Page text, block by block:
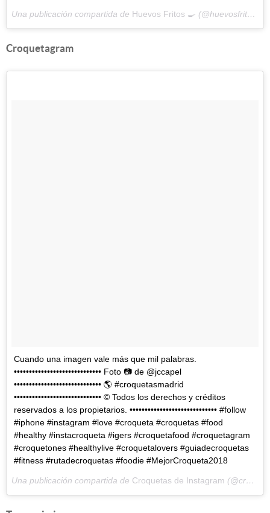
Una publicación compartida de Huevos Fritos 🍳 (@huevosfritoss) el
Croquetagram
Cuando una imagen vale más que mil palabras.
••••••••••••••••••••••••••••• Foto 📷 de @jccapel
••••••••••••••••••••••••••••• 🌎 #croquetasmadrid
••••••••••••••••••••••••••••• © Todos los derechos y créditos
reservados a los propietarios. ••••••••••••••••••••••••••••• #follow
#iphone #instagram #love #croqueta #croquetas #food
#healthy #instacroqueta #igers #croquetafood #croquetagram
#croquetones #healthylive #croquetalovers #guiadecroquetas
#fitness #rutadecroquetas #foodie #MejorCroqueta2018
Una publicación compartida de Croquetas de Instagram (@croquetagram) el